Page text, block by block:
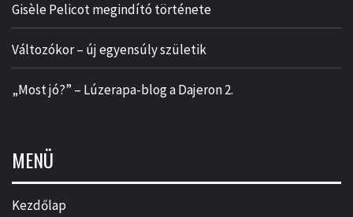
Gisèle Pelicot megindító története
Változókor – új egyensúly születik
„Most jó?” – Lúzerapa-blog a Dajeron 2.
MENÜ
Kezdőlap